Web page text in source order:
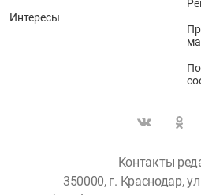
Интересы
Контакты
350000, г. Краснодар,